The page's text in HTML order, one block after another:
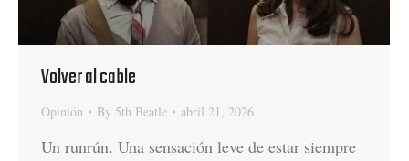
Volver al cable
Opinión By 5th Beatle abril 21, 2026
Un runrún. Una sensación leve de estar siempre